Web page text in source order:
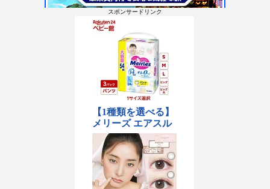
スポンサードリンク